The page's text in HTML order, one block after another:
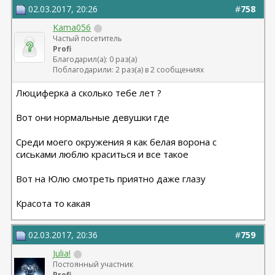
#758
02.03.2017, 20:26
Kama056
Частый посетитель
Profi
Благодарил(а): 0 раз(а)
Поблагодарили: 2 раз(а) в 2 сообщениях
Люциферка а сколько тебе лет ?
Вот они нормальные девушки где
Среди моего окружения я как белая ворона с
сиськами люблю краситься и все такое
Вот на Юлю смотреть приятно даже глазу
Красота то какая
#759
02.03.2017, 20:36
Julia!
Постоянный участник